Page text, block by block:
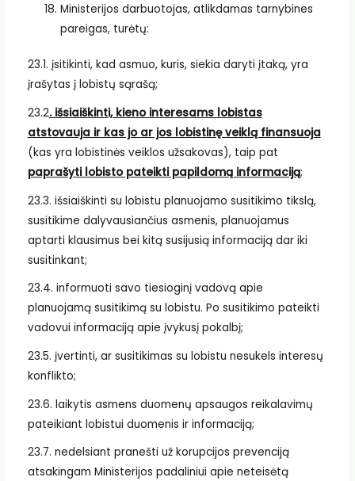
Ministerijos darbuotojas, atlikdamas tarnybines
pareigas, turėtų:
23.1. įsitikinti, kad asmuo, kuris, siekia daryti įtaką, yra
įrašytas į lobistų sąrašą;
23.2. išsiaiškinti, kieno interesams lobistas
atstovauja ir kas jo ar jos lobistinę veiklą finansuoja
(kas yra lobistinės veiklos užsakovas), taip pat
paprašyti lobisto pateikti papildomą informaciją;
23.3. išsiaiškinti su lobistu planuojamo susitikimo tikslą,
susitikime dalyvausiančius asmenis, planuojamus
aptarti klausimus bei kitą susijusią informaciją dar iki
susitinkant;
23.4. informuoti savo tiesioginį vadovą apie
planuojamą susitikimą su lobistu. Po susitikimo pateikti
vadovui informaciją apie įvykusį pokalbį;
23.5. įvertinti, ar susitikimas su lobistu nesukels interesų
konflikto;
23.6. laikytis asmens duomenų apsaugos reikalavimų
pateikiant lobistui duomenis ir informaciją;
23.7. nedelsiant pranešti už korupcijos prevenciją
atsakingam Ministerijos padaliniui apie neteisėtą